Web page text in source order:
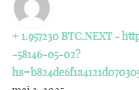
+ 1.957230 BTC.NEXT -
-58146-05-02?